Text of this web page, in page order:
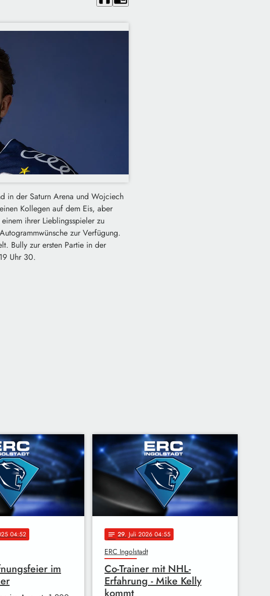
in der Saturn Arena und Wojciech
Kollegen auf dem Eis, aber
ihrer Lieblingsspieler zu
zur Verfügung.
Bully zur ersten Partie in der
Uhr 30.
04:52
im
notes 29. Juli 2026 04:55
ERC Ingolstadt
Co-Trainer mit NHL-
Erfahrung - Mike Kelly